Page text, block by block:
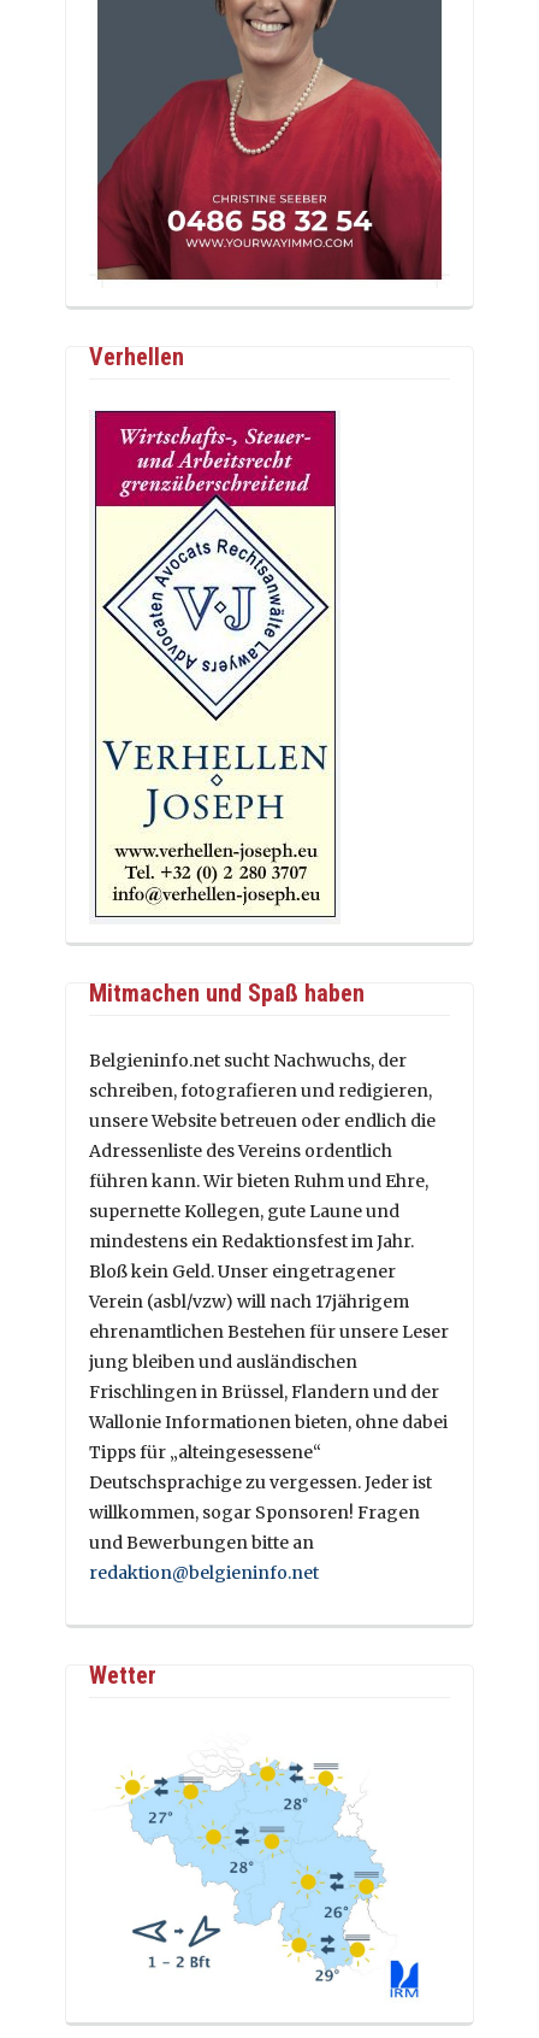
Verhellen
Mitmachen und Spaß haben
Belgieninfo.net sucht Nachwuchs, der
schreiben, fotografieren und redigieren,
unsere Website betreuen oder endlich die
Adressenliste des Vereins ordentlich
führen kann. Wir bieten Ruhm und Ehre,
supernette Kollegen, gute Laune und
mindestens ein Redaktionsfest im Jahr.
Bloß kein Geld. Unser eingetragener
Verein (asbl/vzw) will nach 17jährigem
ehrenamtlichen Bestehen für unsere Leser
jung bleiben und ausländischen
Frischlingen in Brüssel, Flandern und der
Wallonie Informationen bieten, ohne dabei
Tipps für „alteingesessene“
Deutschsprachige zu vergessen. Jeder ist
willkommen, sogar Sponsoren! Fragen
und Bewerbungen bitte an
redaktion@belgieninfo.net
Wetter